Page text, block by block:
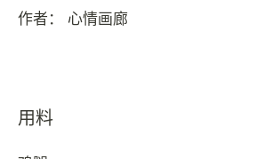
作者： 心情画廊
用料